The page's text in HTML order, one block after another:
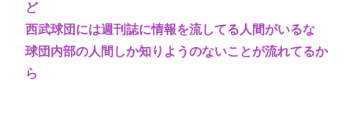
ど
西武球団には週刊誌に情報を流してる人間がいるな
球団内部の人間しか知りようのないことが流れてるか
ら